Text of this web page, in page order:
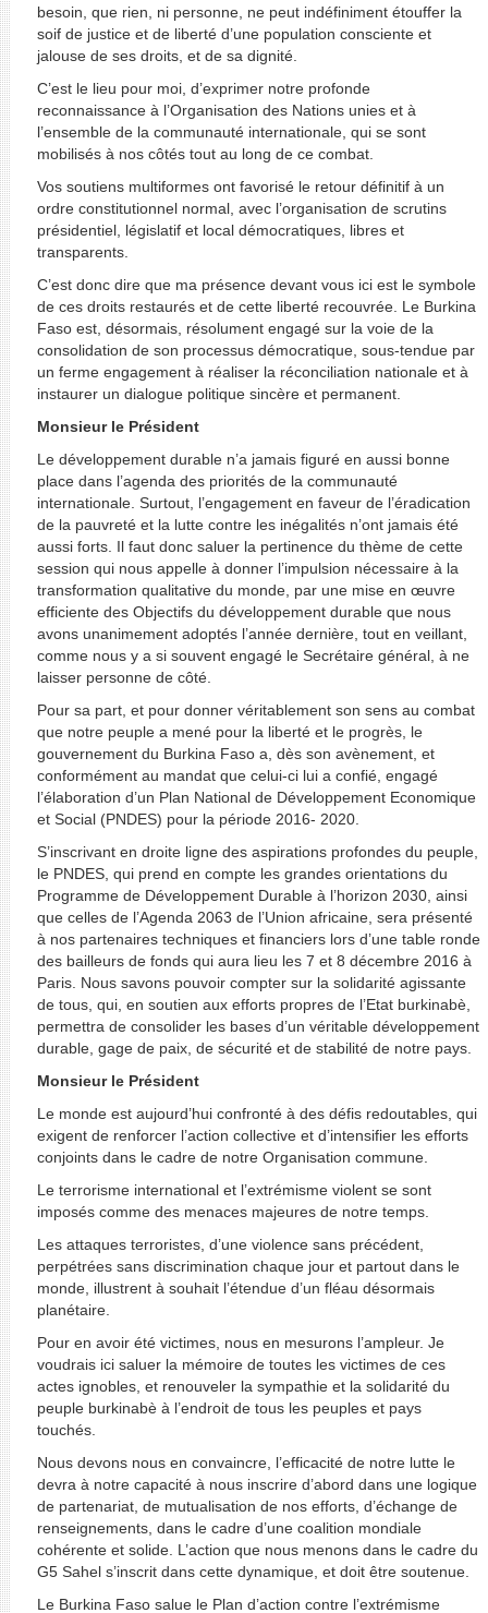
besoin, que rien, ni personne, ne peut indéfiniment étouffer la
soif de justice et de liberté d’une population consciente et
jalouse de ses droits, et de sa dignité.
C’est le lieu pour moi, d’exprimer notre profonde
reconnaissance à l’Organisation des Nations unies et à
l’ensemble de la communauté internationale, qui se sont
mobilisés à nos côtés tout au long de ce combat.
Vos soutiens multiformes ont favorisé le retour définitif à un
ordre constitutionnel normal, avec l’organisation de scrutins
présidentiel, législatif et local démocratiques, libres et
transparents.
C’est donc dire que ma présence devant vous ici est le symbole
de ces droits restaurés et de cette liberté recouvrée. Le Burkina
Faso est, désormais, résolument engagé sur la voie de la
consolidation de son processus démocratique, sous-tendue par
un ferme engagement à réaliser la réconciliation nationale et à
instaurer un dialogue politique sincère et permanent.
Monsieur le Président
Le développement durable n’a jamais figuré en aussi bonne
place dans l’agenda des priorités de la communauté
internationale. Surtout, l’engagement en faveur de l’éradication
de la pauvreté et la lutte contre les inégalités n’ont jamais été
aussi forts. Il faut donc saluer la pertinence du thème de cette
session qui nous appelle à donner l’impulsion nécessaire à la
transformation qualitative du monde, par une mise en œuvre
efficiente des Objectifs du développement durable que nous
avons unanimement adoptés l’année dernière, tout en veillant,
comme nous y a si souvent engagé le Secrétaire général, à ne
laisser personne de côté.
Pour sa part, et pour donner véritablement son sens au combat
que notre peuple a mené pour la liberté et le progrès, le
gouvernement du Burkina Faso a, dès son avènement, et
conformément au mandat que celui-ci lui a confié, engagé
l’élaboration d’un Plan National de Développement Economique
et Social (PNDES) pour la période 2016- 2020.
S’inscrivant en droite ligne des aspirations profondes du peuple,
le PNDES, qui prend en compte les grandes orientations du
Programme de Développement Durable à l’horizon 2030, ainsi
que celles de l’Agenda 2063 de l’Union africaine, sera présenté
à nos partenaires techniques et financiers lors d’une table ronde
des bailleurs de fonds qui aura lieu les 7 et 8 décembre 2016 à
Paris. Nous savons pouvoir compter sur la solidarité agissante
de tous, qui, en soutien aux efforts propres de l’Etat burkinabè,
permettra de consolider les bases d’un véritable développement
durable, gage de paix, de sécurité et de stabilité de notre pays.
Monsieur le Président
Le monde est aujourd’hui confronté à des défis redoutables, qui
exigent de renforcer l’action collective et d’intensifier les efforts
conjoints dans le cadre de notre Organisation commune.
Le terrorisme international et l’extrémisme violent se sont
imposés comme des menaces majeures de notre temps.
Les attaques terroristes, d’une violence sans précédent,
perpétrées sans discrimination chaque jour et partout dans le
monde, illustrent à souhait l’étendue d’un fléau désormais
planétaire.
Pour en avoir été victimes, nous en mesurons l’ampleur. Je
voudrais ici saluer la mémoire de toutes les victimes de ces
actes ignobles, et renouveler la sympathie et la solidarité du
peuple burkinabè à l’endroit de tous les peuples et pays
touchés.
Nous devons nous en convaincre, l’efficacité de notre lutte le
devra à notre capacité à nous inscrire d’abord dans une logique
de partenariat, de mutualisation de nos efforts, d’échange de
renseignements, dans le cadre d’une coalition mondiale
cohérente et solide. L’action que nous menons dans le cadre du
G5 Sahel s’inscrit dans cette dynamique, et doit être soutenue.
Le Burkina Faso salue le Plan d’action contre l’extrémisme